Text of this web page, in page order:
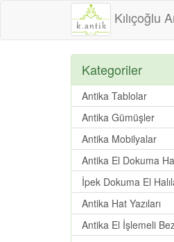
Kılıçoğlu
Kategoriler
Antika Tablolar
Antika Gümüşler
Antika Mobilyalar
Antika El Dokuma
İpek Dokuma El
Antika Hat Yazıları
Antika El İşlemeli